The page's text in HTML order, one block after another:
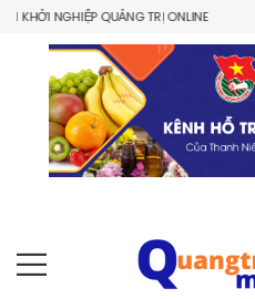
NGHIỆP QUẢNG TRỊ ONLINE